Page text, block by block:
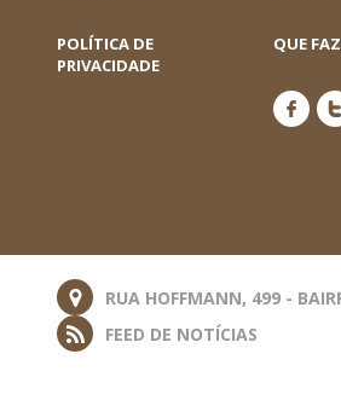
POLÍTICA DE
PRIVACIDADE
QUE
RUA HOFFMANN, 499 -
FEED DE NOTÍCIAS